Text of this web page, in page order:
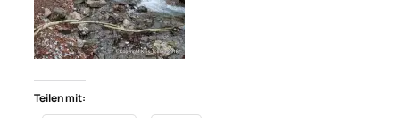
Teilen mit: